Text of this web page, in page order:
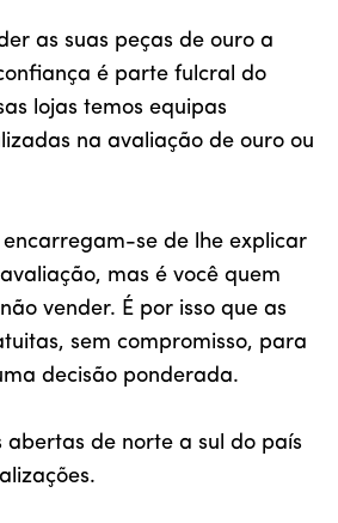
as suas peças de ouro a
é parte fulcral do
lojas temos equipas
na avaliação de ouro ou
encarregam-se de lhe explicar
mas é você quem
vender. É por isso que as
sem compromisso, para
decisão ponderada.
abertas de norte a sul do país